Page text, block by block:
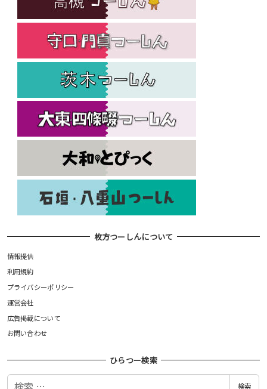
枚方つーしんについて
情報提供
利用規約
プライバシーポリシー
運営会社
広告掲載について
お問い合わせ
ひらつー検索
検
検索